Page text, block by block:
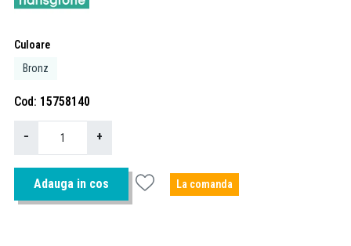
Culoare
Bronz
Cod 15758140
− +
Adauga in cos La comanda